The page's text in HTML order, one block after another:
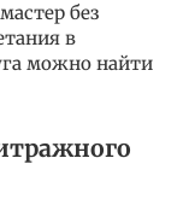
без
в
можно найти